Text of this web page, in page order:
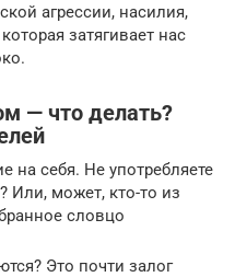
агрессии, насилия,
затягивает нас
— что делать?
на себя. Не употребляете
Или, может, кто-то из
словцо
Это почти залог